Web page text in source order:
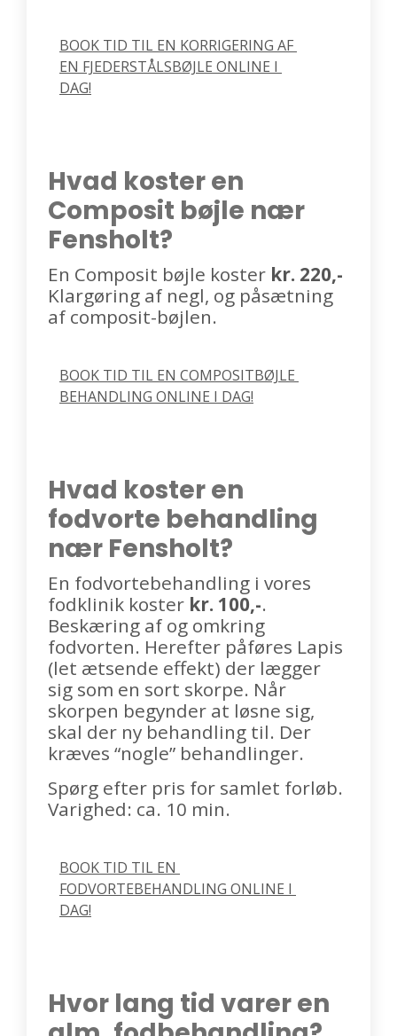
BOOK TID TIL EN KORRIGERING AF
EN FJEDERSTÅLSBØJLE ONLINE I
DAG!
Hvad koster en
Composit bøjle nær
Fensholt?
En Composit bøjle koster kr. 220,-
Klargøring af negl, og påsætning
af composit-bøjlen.
BOOK TID TIL EN COMPOSITBØJLE
BEHANDLING ONLINE I DAG!
Hvad koster en
fodvorte behandling
nær Fensholt?
En fodvortebehandling i vores
fodklinik koster kr. 100,-.
Beskæring af og omkring
fodvorten. Herefter påføres Lapis
(let ætsende effekt) der lægger
sig som en sort skorpe. Når
skorpen begynder at løsne sig,
skal der ny behandling til. Der
kræves “nogle” behandlinger.
Spørg efter pris for samlet forløb.
Varighed: ca. 10 min.
BOOK TID TIL EN
FODVORTEBEHANDLING ONLINE I
DAG!
Hvor lang tid varer en